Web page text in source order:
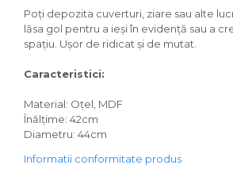
Poţi depozita cuverturi, ziare sau alte
lăsa gol pentru a ieşi în evidenţă sau a
spaţiu. Uşor de ridicat şi de mutat.
Caracteristici:
Material: Oțel, MDF
Înălțime: 42cm
Diametru: 44cm
Informatii conformitate produs